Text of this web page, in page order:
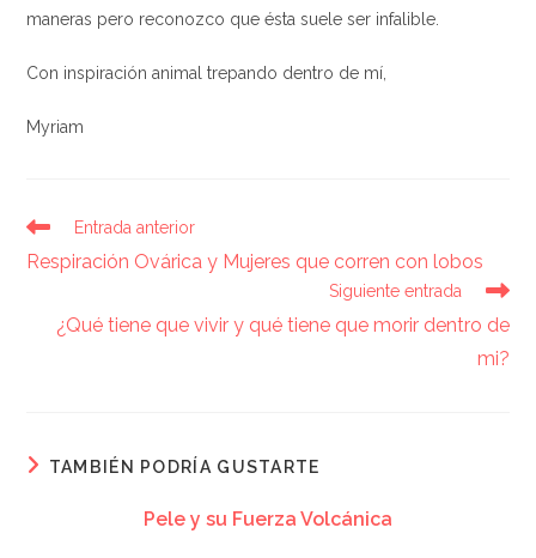
maneras pero reconozco que ésta suele ser infalible.
Con inspiración animal trepando dentro de mí,
Myriam
Entrada anterior
Respiración Ovárica y Mujeres que corren con lobos
Siguiente entrada
¿Qué tiene que vivir y qué tiene que morir dentro de
mi?
TAMBIÉN PODRÍA GUSTARTE
Pele y su Fuerza Volcánica